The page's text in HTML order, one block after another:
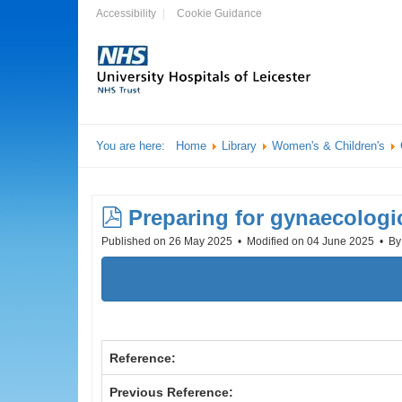
Accessibility Cookie Guidance
You are here: Home Library Women's & Children's
pdf
Preparing for
Published on 26 May 2025 Modified on 04 June 2025 By
Reference:
Previous Reference: